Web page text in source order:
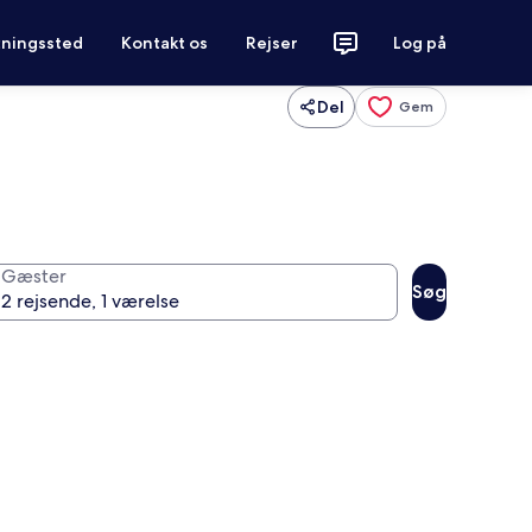
Kontakt os Rejser Log på
Del Gem
Gæster
Søg